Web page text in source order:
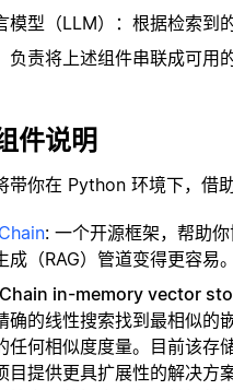
模型（LLM）：根据检索到
负责将上述组件串联成可用的
件说明
带你在 Python 环境下，借
: 一个开源框架，帮助
成（RAG）管道变得更容易。
in-memory vector
确的线性搜索找到最相似的
任何相似度度量。目前该存
目提供更具扩展性的解决方